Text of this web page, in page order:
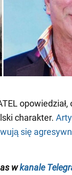
charakter.
się
wkanale